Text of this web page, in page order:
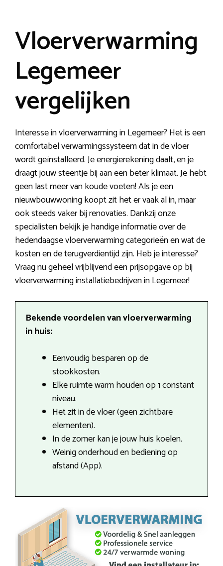
Vloerverwarming
Legemeer
vergelijken
Interesse in vloerverwarming in Legemeer? Het is een
comfortabel verwarmingssysteem dat in de vloer
wordt geïnstalleerd. Je energierekening daalt, en je
draagt jouw steentje bij aan een beter klimaat. Je hebt
geen last meer van koude voeten! Als je een
nieuwbouwwoning koopt zit het er vaak al in, maar
ook steeds vaker bij renovaties. Dankzij onze
specialisten bekijk je handige informatie over de
hedendaagse vloerverwarming categorieën en wat de
kosten en de terugverdientijd zijn. Heb je interesse?
Vraag nu geheel vrijblijvend een prijsopgave op bij
vloerverwarming installatiebedrijven in Legemeer!
Bekende voordelen van vloerverwarming
in huis:
Eenvoudig besparen op de
stookkosten.
Elke ruimte warm houden op 1 constant
niveau.
Het zit in de vloer (geen zichtbare
elementen).
In de zomer kan je jouw huis koelen.
Weinig onderhoud en bediening op
afstand (App).